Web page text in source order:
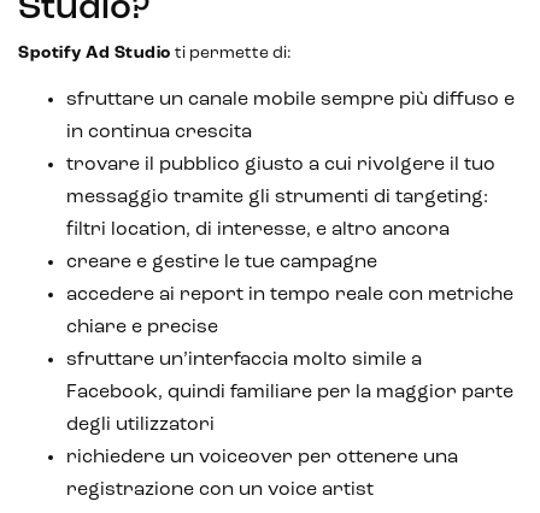
Studio?
Spotify Ad Studio ti permette di:
sfruttare un canale mobile sempre più diffuso e
in continua crescita
trovare il pubblico giusto a cui rivolgere il tuo
messaggio tramite gli strumenti di targeting:
filtri location, di interesse, e altro ancora
creare e gestire le tue campagne
accedere ai report in tempo reale con metriche
chiare e precise
sfruttare un’interfaccia molto simile a
Facebook, quindi familiare per la maggior parte
degli utilizzatori
richiedere un voiceover per ottenere una
registrazione con un voice artist